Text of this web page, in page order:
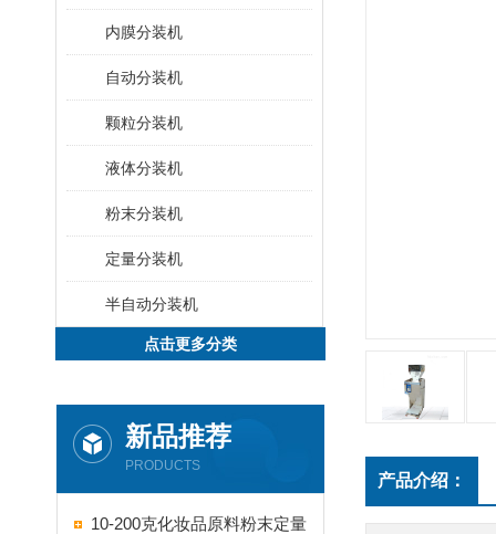
内膜分装机
自动分装机
颗粒分装机
液体分装机
粉末分装机
定量分装机
半自动分装机
点击更多分类
新品推荐
PRODUCTS
10-200克化妆品原料粉末定量
产品介绍：